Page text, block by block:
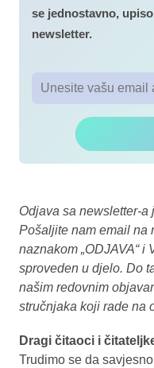
se jednostavno,
newsletter.
Odjava sa newsletter-a
Pošaljite nam email na
naznakom „ODJAVA“
sproveden u djelo. Do
našim redovnim
stručnjaka koji rade na
Dragi čitaoci i
Trudimo se da